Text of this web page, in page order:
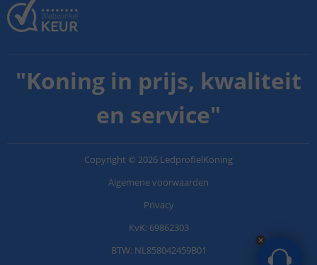
"Koning in prijs, kwaliteit
en service"
Copyright © 2026 LedprofielKoning
Algemene voorwaarden
Privacy
KvK: 69862303
BTW: NL858042459B01